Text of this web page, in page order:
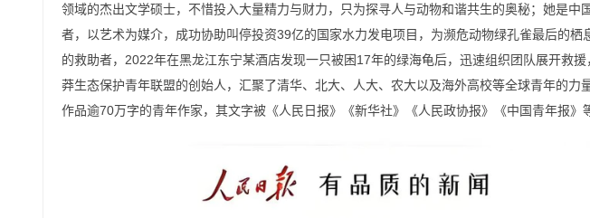
领域的杰出文学硕士，不惜投入大量精力与财力，只为探寻人与动物和谐共生的奥秘；她是中
者，以艺术为媒介，成功协助叫停投资39亿的国家水力发电项目，为濒危动物绿孔雀最后的
的救助者，2022年在黑龙江东宁某酒店发现一只被困17年的绿海龟后，迅速组织团队展开救
莽生态保护青年联盟的创始人，汇聚了清华、北大、人大、农大以及海外高校等全球青年的力
作品逾70万字的青年作家，其文字被《人民日报》《新华社》《人民政协报》《中国青年报》